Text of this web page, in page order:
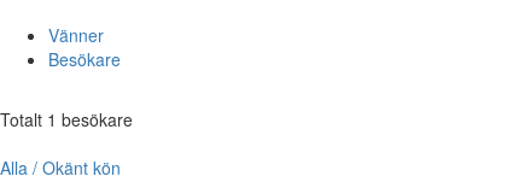
Vänner
Besökare
Totalt 1 besökare
Alla / Okänt kön